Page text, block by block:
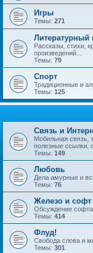
Игры
Темы: 271
Литературный
Рассказы, стихи,
произведений...
Темы: 79
Спорт
Традиционные и
Темы: 125
Связь и
Мобильная связь,
полезные ссылки,
Темы: 149
Любовь
Дела амурные и
Темы: 76
Железо и софт
Обсуждение
Темы: 414
Флуд!
Свобода слова и
Темы: 301